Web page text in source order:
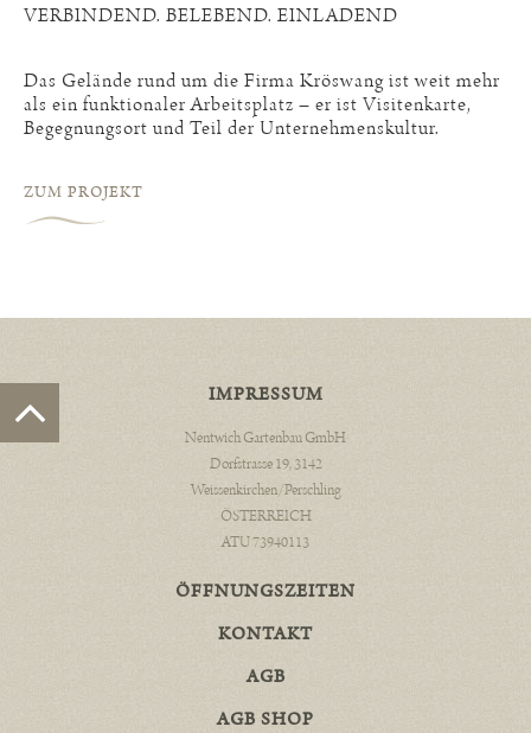
VERBINDEND. BELEBEND. EINLADEND
Das Gelände rund um die Firma Kröswang ist weit mehr
als ein funktionaler Arbeitsplatz – er ist Visitenkarte,
Begegnungsort und Teil der Unternehmenskultur.
ZUM PROJEKT
IMPRESSUM
Nentwich Gartenbau GmbH
Dorfstrasse 19, 3142
Weissenkirchen/Perschling
ÖSTERREICH
ATU 73940113
ÖFFNUNGSZEITEN
KONTAKT
AGB
AGB SHOP